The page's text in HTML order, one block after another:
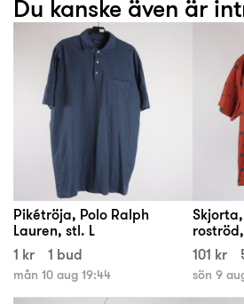
Du kanske även är
Pikétröja, Polo Ralph
Lauren, stl. L
1 kr
1 bud
mån 10 aug 19:44
101 kr
sön 9